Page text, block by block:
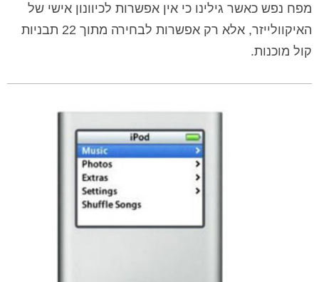
מפח נפש כאשר גילינו כי אין אפשרות לכיוונון אישי של
האיקוולייזר, אלא רק אפשרות לבחירה מתוך 22 תבניות
קול מוכנות.